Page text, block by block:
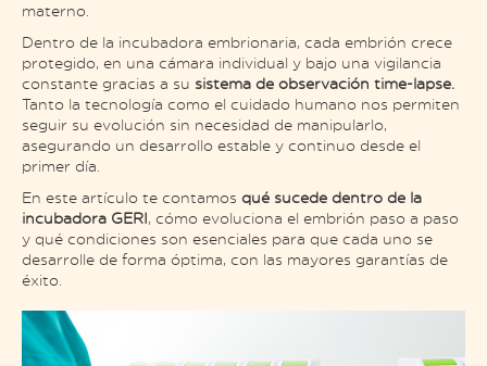
materno.
Dentro de la incubadora embrionaria, cada embrión crece
protegido, en una cámara individual y bajo una vigilancia
constante gracias a su sistema de observación time-lapse.
Tanto la tecnología como el cuidado humano nos permiten
seguir su evolución sin necesidad de manipularlo,
asegurando un desarrollo estable y continuo desde el
primer día.
En este artículo te contamos qué sucede dentro de la
incubadora GERI, cómo evoluciona el embrión paso a paso
y qué condiciones son esenciales para que cada uno se
desarrolle de forma óptima, con las mayores garantías de
éxito.